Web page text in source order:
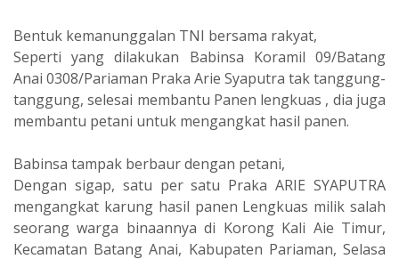
Bentuk kemanunggalan TNI bersama rakyat,
Seperti yang dilakukan Babinsa Koramil 09/Batang
Anai 0308/Pariaman Praka Arie Syaputra tak tanggung-
tanggung, selesai membantu Panen lengkuas , dia juga
membantu petani untuk mengangkat hasil panen.
Babinsa tampak berbaur dengan petani,
Dengan sigap, satu per satu Praka ARIE SYAPUTRA
mengangkat karung hasil panen Lengkuas milik salah
seorang warga binaannya di Korong Kali Aie Timur,
Kecamatan Batang Anai, Kabupaten Pariaman, Selasa